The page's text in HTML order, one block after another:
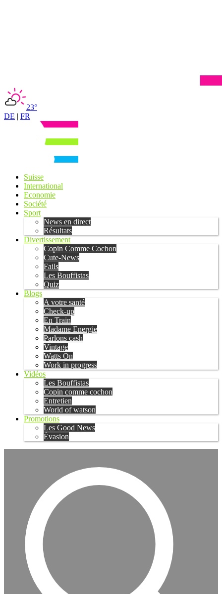
23°
DE | FR
Suisse
International
Economie
Société
Sport
News en direct
Résultats
Divertissement
Copin Comme Cochon
Cute-News
Fails
Les Bouffistas
Quiz
Blogs
A votre santé
Check-up
En Train
Madame Energie
Parlons cash
Vintage
Watts On
Work in progress
Vidéos
Les Bouffistas
Copin comme cochon
Entretien
World of watson
Promotions
Les Good News
Évasion